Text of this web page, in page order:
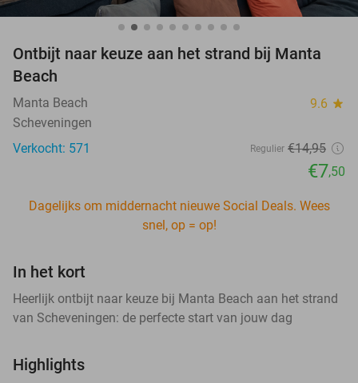
Ontbijt naar keuze aan het strand bij Manta
Beach
Manta Beach 9.6 star
Scheveningen
Verkocht: 571
Regulier €14,95
€7,50
Dagelijks om middernacht nieuwe Social Deals. Wees
snel, op = op!
In het kort
Heerlijk ontbijt naar keuze bij Manta Beach aan het strand
van Scheveningen: de perfecte start van jouw dag
Highlights